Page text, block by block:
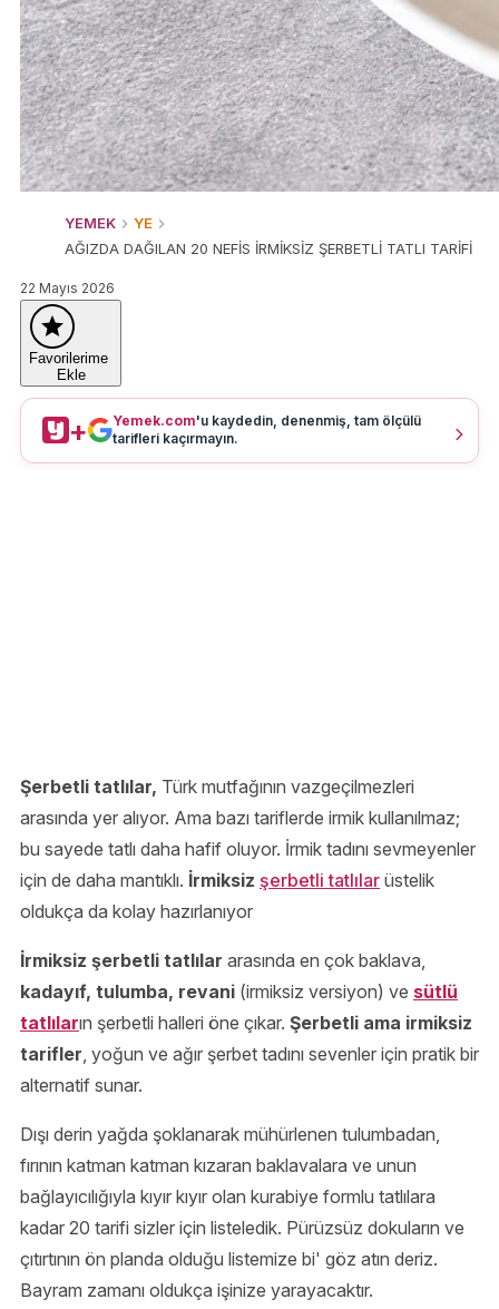
YEMEK
YE
AĞIZDA DAĞILAN 20 NEFİS İRMİKSİZ ŞERBETLİ TATLI TARİFİ
22 Mayıs 2026
Favorilerime
Ekle
+ Yemek.com'u kaydedin, denenmiş, tam ölçülü
tarifleri kaçırmayın.
Şerbetli tatlılar, Türk mutfağının vazgeçilmezleri
arasında yer alıyor. Ama bazı tariflerde irmik kullanılmaz;
bu sayede tatlı daha hafif oluyor. İrmik tadını sevmeyenler
için de daha mantıklı. İrmiksiz şerbetli tatlılar üstelik
oldukça da kolay hazırlanıyor
İrmiksiz şerbetli tatlılar arasında en çok baklava,
kadayıf, tulumba, revani (irmiksiz versiyon) ve sütlü
tatlıların şerbetli halleri öne çıkar. Şerbetli ama irmiksiz
tarifler , yoğun ve ağır şerbet tadını sevenler için pratik bir
alternatif sunar.
Dışı derin yağda şoklanarak mühürlenen tulumbadan,
fırının katman katman kızaran baklavalara ve unun
bağlayıcılığıyla kıyır kıyır olan kurabiye formlu tatlılara
kadar 20 tarifi sizler için listeledik. Pürüzsüz dokuların ve
çıtırtının ön planda olduğu listemize bi' göz atın deriz.
Bayram zamanı oldukça işinize yarayacaktır.